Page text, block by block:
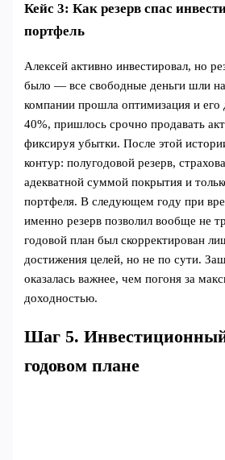
Кейс 3: Как резерв спас
портфель
Алексей активно инвестировал, но
было — все свободные деньги шли
компании прошла оптимизация и его
40%, пришлось срочно продавать
фиксируя убытки. После этой
контур: полугодовой резерв,
адекватной суммой покрытия и
портфеля. В следующем году при
именно резерв позволил вообще не
годовой план был скорректирован
достижения целей, но не по сути.
оказалась важнее, чем погоня за
доходностью.
Шаг 5.
годовом плане